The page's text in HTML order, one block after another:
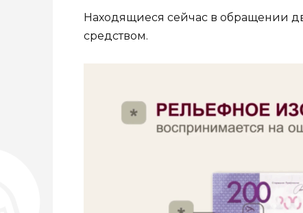
Находящиеся сейчас в обращении
средством.